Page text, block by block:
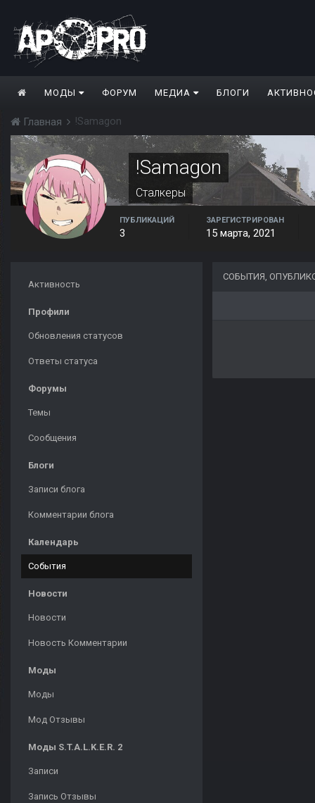
МОДЫ ФОРУМ МЕДИА БЛОГИ
Главная !Samagon
!Samagon
Сталкеры
ПУБЛИКАЦИЙ
3
ЗАРЕГИСТРИРОВАН
15 марта, 2021
Активность
Профили
Обновления статусов
Ответы статуса
Форумы
Темы
Сообщения
Блоги
Записи блога
Комментарии блога
Календарь
События
Новости
Новости
Новость Комментарии
Моды
Моды
Мод Отзывы
Моды S.T.A.L.K.E.R. 2
Записи
Запись Отзывы
СОБЫТИЯ,